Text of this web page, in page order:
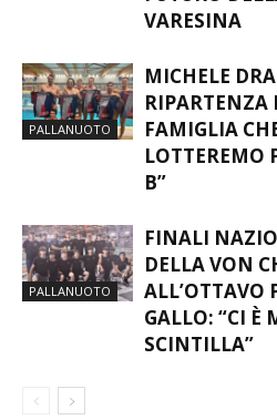
VARESINA
PALLANUOTO
MICHELE
RIPARTENZA
FAMIGLIA
LOTTEREMO
B”
PALLANUOTO
FINALI
DELLA VON
ALL’OTTAVO
GALLO: “CI È
SCINTILLA”